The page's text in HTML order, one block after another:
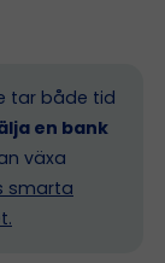
tar både tid
en bank
växa
smarta